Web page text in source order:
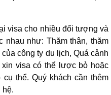
visa cho nhiều đối tượng và
nhau như: Thăm thân, thăm
của công ty du lịch, Quá cảnh
xin visa có thể lược bỏ hoặc
thể. Quý khách cần thêm
hệ.